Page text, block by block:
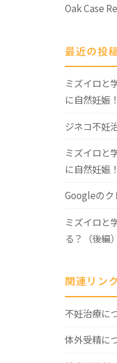
Oak Case
最近の投
ミズイロと
に自然妊娠
ジネコ不妊
ミズイロと
に自然妊娠
Googleのク
ミズイロと
る？（後編）
関連リンク
不妊治療に
体外受精に